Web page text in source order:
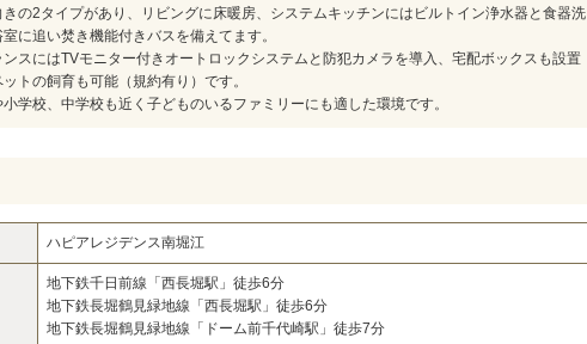
の2タイプがあり、リビングに床暖房、システムキッチンにはビルトイン浄水器と食器洗
に追い焚き機能付きバスを備えてます。
スにはTVモニター付きオートロックシステムと防犯カメラを導入、宅配ボックスも設置
トの飼育も可能（規約有り）です。
学校、中学校も近く子どものいるファミリーにも適した環境です。
ハピアレジデンス南堀江
地下鉄千日前線「西長堀駅」徒歩6分
地下鉄長堀鶴見緑地線「西長堀駅」徒歩6分
地下鉄長堀鶴見緑地線「ドーム前千代崎駅」徒歩7分